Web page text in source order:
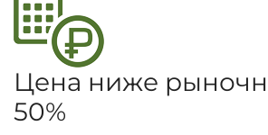
Цена ниже
50%